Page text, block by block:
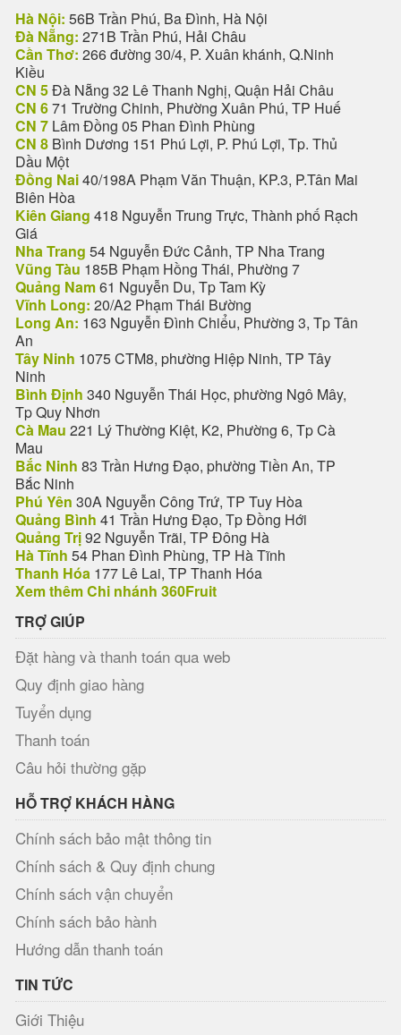
Hà Nội: 56B Trần Phú, Ba Đình, Hà Nội
Đà Nẵng: 271B Trần Phú, Hải Châu
Cần Thơ: 266 đường 30/4, P. Xuân khánh, Q.Ninh
Kiều
CN 5Đà Nẵng 32 Lê Thanh Nghị, Quận Hải Châu
CN 671 Trường Chinh, Phường Xuân Phú, TP Huế
CN 7 Lâm Đồng 05 Phan Đình Phùng
CN 8 Bình Dương 151 Phú Lợi, P. Phú Lợi, Tp. Thủ
Dầu Một
Đồng Nai40/198A Phạm Văn Thuận, KP.3, P.Tân Mai
Biên Hòa
Kiên Giang 418 Nguyễn Trung Trực, Thành phố Rạch
Giá
Nha Trang 54 Nguyễn Đức Cảnh, TP Nha Trang
Vũng Tàu 185B Phạm Hồng Thái, Phường 7
Quảng Nam61 Nguyễn Du, Tp Tam Kỳ
Vĩnh Long: 20/A2 Phạm Thái Bường
Long An: 163 Nguyễn Đình Chiểu, Phường 3, Tp Tân
An
Tây Ninh 1075 CTM8, phường Hiệp Ninh, TP Tây
Ninh
Bình Định 340 Nguyễn Thái Học, phường Ngô Mây,
Tp Quy Nhơn
Cà Mau 221 Lý Thường Kiệt, K2, Phường 6, Tp Cà
Mau
Bắc Ninh 83 Trần Hưng Đạo, phường Tiền An, TP
Bắc Ninh
Phú Yên 30A Nguyễn Công Trứ, TP Tuy Hòa
Quảng Bình 41 Trần Hưng Đạo, Tp Đồng Hới
Quảng Trị92 Nguyễn Trãi, TP Đông Hà
Hà Tĩnh 54 Phan Đình Phùng, TP Hà Tĩnh
Thanh Hóa 177 Lê Lai, TP Thanh Hóa
Xem thêm Chi nhánh 360Fruit
TRỢ GIÚP
Đặt hàng và thanh toán qua web
Quy định giao hàng
Tuyển dụng
Thanh toán
Câu hỏi thường gặp
HỖ TRỢ KHÁCH HÀNG
Chính sách bảo mật thông tin
Chính sách & Quy định chung
Chính sách vận chuyển
Chính sách bảo hành
Hướng dẫn thanh toán
TIN TỨC
Giới Thiệu